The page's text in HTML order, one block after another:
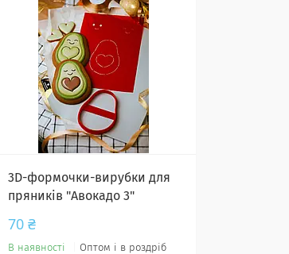
3D-формочки-вирубки для
пряників "Авокадо 3"
70 ₴
В наявності Оптом і в роздріб